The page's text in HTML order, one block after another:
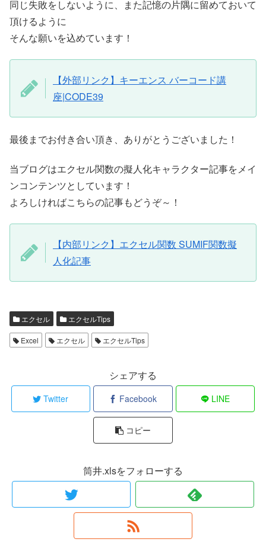
同じ失敗をしないように、また記憶の片隅に留めておいて
頂けるように
そんな願いを込めています！
【外部リンク】キーエンス バーコード講
座|CODE39
最後までお付き合い頂き、ありがとうございました！
当ブログはエクセル関数の擬人化キャラクター記事をメイ
ンコンテンツとしています！
よろしければこちらの記事もどうぞ～！
【内部リンク】エクセル関数 SUMIF関数擬
人化記事
エクセル エクセルTips
Excel エクセル エクセルTips
シェアする
Twitter Facebook LINE
コピー
筒井.xlsをフォローする